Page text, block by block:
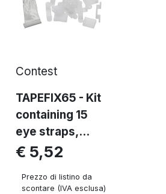
Contest
TAPEFIX65 - Kit
containing 15
eye straps,...
€ 5,52
Prezzo di listino da
scontare (IVA esclusa)